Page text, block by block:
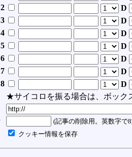
D
D
D
D
D
D
D
★サイコロを振る場合は、ボック
(記事の削除用。英数字で
クッキー情報を保存